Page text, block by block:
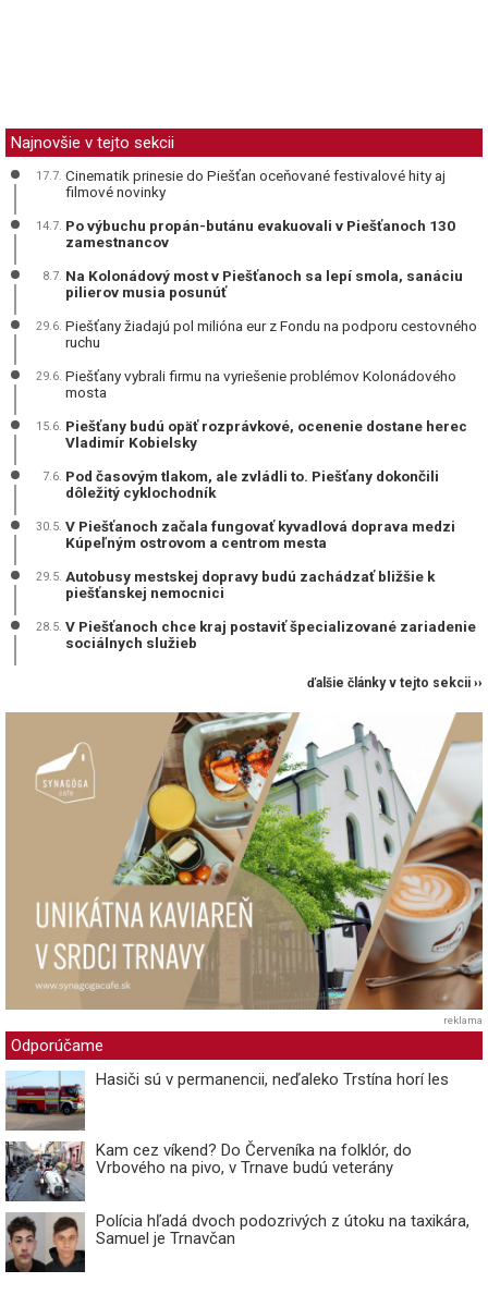
Najnovšie v tejto sekcii
17.7. Cinematik prinesie do Piešťan oceňované festivalové hity aj
filmové novinky
14.7. Po výbuchu propán-butánu evakuovali v Piešťanoch 130
zamestnancov
8.7. Na Kolonádový most v Piešťanoch sa lepí smola, sanáciu
pilierov musia posunúť
29.6. Piešťany žiadajú pol milióna eur z Fondu na podporu cestovného
ruchu
29.6. Piešťany vybrali firmu na vyriešenie problémov Kolonádového
mosta
15.6. Piešťany budú opäť rozprávkové, ocenenie dostane herec
Vladimír Kobielsky
7.6. Pod časovým tlakom, ale zvládli to. Piešťany dokončili
dôležitý cyklochodník
30.5. V Piešťanoch začala fungovať kyvadlová doprava medzi
Kúpeľným ostrovom a centrom mesta
29.5. Autobusy mestskej dopravy budú zachádzať bližšie k
piešťanskej nemocnici
28.5. V Piešťanoch chce kraj postaviť špecializované zariadenie
sociálnych služieb
ďalšie články v tejto sekcii ››
reklama
Odporúčame
Hasiči sú v permanencii, neďaleko Trstína horí les
Kam cez víkend? Do Červeníka na folklór, do
Vrbového na pivo, v Trnave budú veterány
Polícia hľadá dvoch podozrivých z útoku na taxikára,
Samuel je Trnavčan